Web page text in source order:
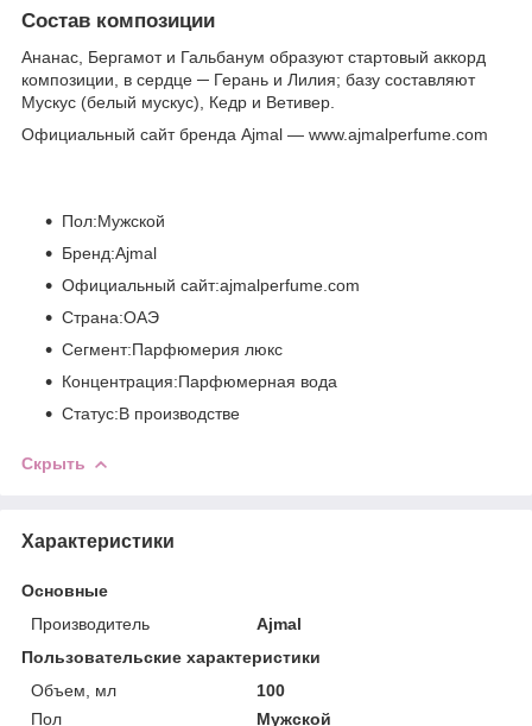
Состав композиции
Ананас, Бергамот и Гальбанум образуют стартовый аккорд
композиции, в сердце ─ Герань и Лилия; базу составляют
Мускус (белый мускус), Кедр и Ветивер.
Официальный сайт бренда Ajmal — www.ajmalperfume.com
Пол:Мужской
Бренд:Ajmal
Официальный сайт:ajmalperfume.com
Страна:ОАЭ
Сегмент:Парфюмерия люкс
Концентрация:Парфюмерная вода
Статус:В производстве
Скрыть
Характеристики
Основные
Производитель
Ajmal
Пользовательские характеристики
Объем, мл
100
Пол
Мужской